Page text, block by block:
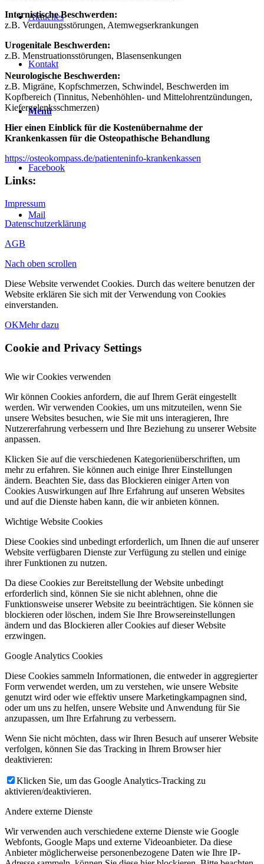
Aktuelles
Kontakt
Menü
Facebook
Mail
Internistische Beschwerden:
z.B. Verdauungsstörungen, Atemwegserkrankungen
Urogenitale Beschwerden:
z.B. Menstruationsstörungen, Blasensenkungen
Neurologische Beschwerden:
z.B. Migräne, Kopfschmerzen, Schwindel, Beschwerden im
Kopfbereich (Tinnitus, Nebenhöhlen- und Mittelohrentzündungen,
Kiefergelenksschmerzen)
Hier einen Einblick für die Kostenübernahme der
Krankenkassen für die Osteopathische Behandlung
https://osteokompass.de/patienteninfo-krankenkassen
Links:
Impressum
Datenschutzerklärung
AGB
Nach oben scrollen
Diese Website verwendet Cookies. Durch das weitere benutzen der
Website erklären Sie sich mit der Verwendung von Cookies
einverstanden.
OKMehr dazu
Cookie and Privacy Settings
Wie wir Cookies verwenden
Wir können Cookies anfordern, die auf Ihrem Gerät eingestellt
werden. Wir verwenden Cookies, um uns mitzuteilen, wenn Sie
unsere Websites besuchen, wie Sie mit uns interagieren, Ihre
Nutzererfahrung verbessern und Ihre Beziehung zu unserer Website
anpassen.
Klicken Sie auf die verschiedenen Kategorienüberschriften, um
mehr zu erfahren. Sie können auch einige Ihrer Einstellungen
ändern. Beachten Sie, dass das Blockieren einiger Arten von
Cookies Auswirkungen auf Ihre Erfahrung auf unseren Websites
und auf die Dienste haben kann, die wir anbieten können.
Wichtige Website Cookies
Diese Cookies sind unbedingt erforderlich, um Ihnen die auf unserer
Website verfügbaren Dienste zur Verfügung zu stellen und einige
ihrer Funktionen zu nutzen.
Da diese Cookies zur Bereitstellung der Website unbedingt
erforderlich sind, können Sie sie nicht ablehnen, ohne die
Funktionsweise unserer Website zu beeinträchtigen. Sie können sie
blockieren oder löschen, indem Sie Ihre Browsereinstellungen
ändern und das Blockieren aller Cookies auf dieser Website
erzwingen.
Google Analytics Cookies
Diese Cookies sammeln Informationen, die entweder in aggregierter
Form verwendet werden, um zu verstehen, wie unsere Website
genutzt wird oder wie effektiv unsere Marketingkampagnen sind,
oder um uns zu helfen, unsere Website und Anwendung für Sie
anzupassen, um Ihre Erfahrung zu verbessern.
Wenn Sie nicht möchten, dass wir Ihren Besuch auf unserer Website
verfolgen, können Sie das Tracking in Ihrem Browser hier
deaktivieren:
Klicken Sie, um das Google Analytics-Tracking zu
aktivieren/deaktivieren.
Andere externe Dienste
Wir verwenden auch verschiedene externe Dienste wie Google
Webfonts, Google Maps und externe Videoanbieter. Da diese
Anbieter möglicherweise personenbezogene Daten wie Ihre IP-